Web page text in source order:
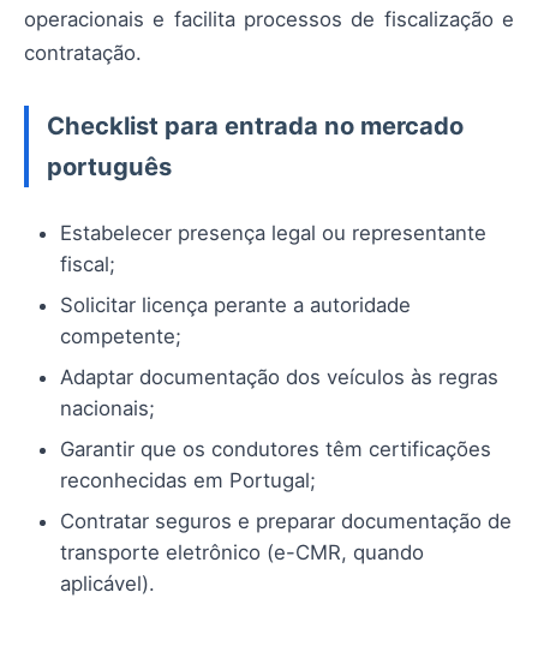
operacionais e facilita processos de fiscalização e
contratação.
Checklist para entrada no mercado
português
Estabelecer presença legal ou representante
fiscal;
Solicitar licença perante a autoridade
competente;
Adaptar documentação dos veículos às regras
nacionais;
Garantir que os condutores têm certificações
reconhecidas em Portugal;
Contratar seguros e preparar documentação de
transporte eletrônico (e-CMR, quando
aplicável).